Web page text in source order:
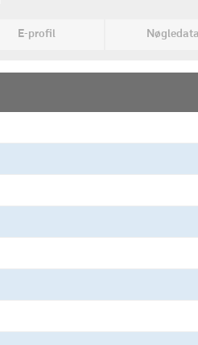
E-profil Nøgledata